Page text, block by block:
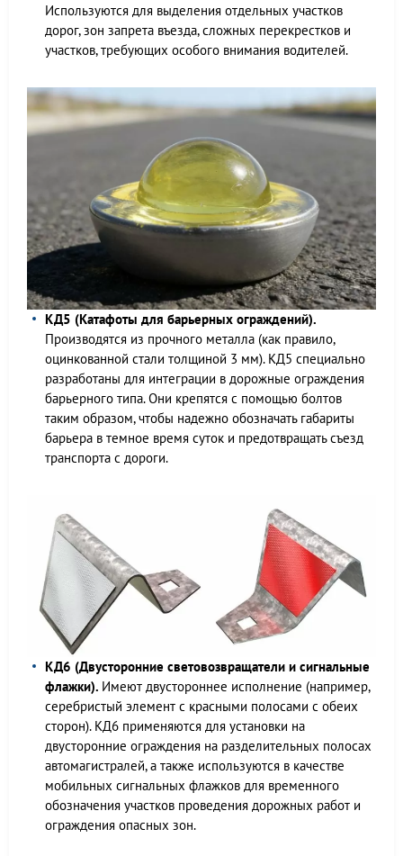
Используются для выделения отдельных участков
дорог, зон запрета въезда, сложных перекрестков и
участков, требующих особого внимания водителей.
КД5 (Катафоты для барьерных ограждений).
Производятся из прочного металла (как правило,
оцинкованной стали толщиной 3 мм). КД5 специально
разработаны для интеграции в дорожные ограждения
барьерного типа. Они крепятся с помощью болтов
таким образом, чтобы надежно обозначать габариты
барьера в темное время суток и предотвращать съезд
транспорта с дороги.
КД6 (Двусторонние световозвращатели и сигнальные
флажки). Имеют двустороннее исполнение (например,
серебристый элемент с красными полосами с обеих
сторон). КД6 применяются для установки на
двусторонние ограждения на разделительных полосах
автомагистралей, а также используются в качестве
мобильных сигнальных флажков для временного
обозначения участков проведения дорожных работ и
ограждения опасных зон.